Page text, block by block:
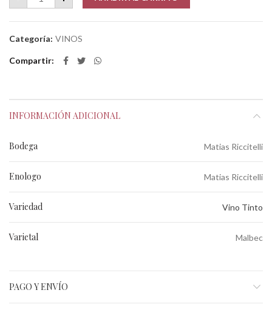
Categoría: VINOS
Compartir
INFORMACIÓN ADICIONAL
Bodega Matias Riccitelli
Enologo Matias Riccitelli
Variedad Vino Tinto
Varietal Malbec
PAGO Y ENVÍO